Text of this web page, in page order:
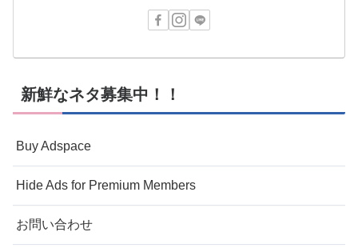
新鮮なネタ募集中！！
Buy Adspace
Hide Ads for Premium Members
お問い合わせ